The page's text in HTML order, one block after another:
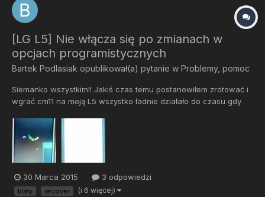
[LG L5] Nie włącza się po zmianach w
opcjach programistycznych
Bartek Podlasiak opublikował(a) pytanie w Problemy, pomoc
Siemanko wszystkim!! Jakiś czas temu postanowiłem zrotować i
wgrać cm11 na moją L5 wszystko ładnie działało do czasu gdy
ponownie uruchamiać i tak w nie skończoność. Gdy próbuje
wejść w tryb recover pojawia się biały ekran,na którym p...
30 Marca 2015 3 odpowiedzi
biały recover (i 6 więcej)